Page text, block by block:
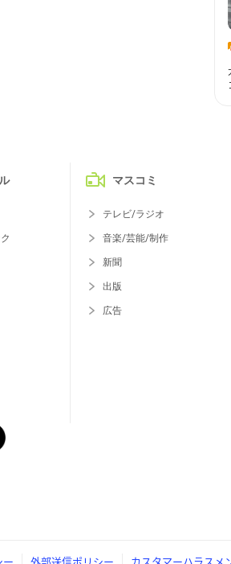
マスコミ
テレビ/ラジオ
音楽/芸能/制作
新聞
出版
広告